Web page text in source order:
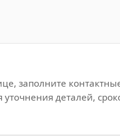
заполните
деталей,